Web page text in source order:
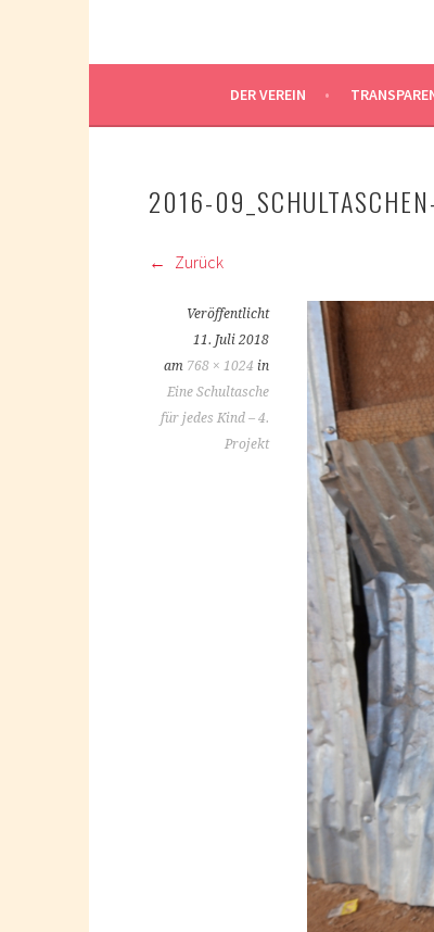
DER VEREIN
2016-
Zurück
Veröffentlicht
11. Juli 2018
am 768 × 1024 in
Eine Schultasche
für jedes Kind – 4.
Projekt